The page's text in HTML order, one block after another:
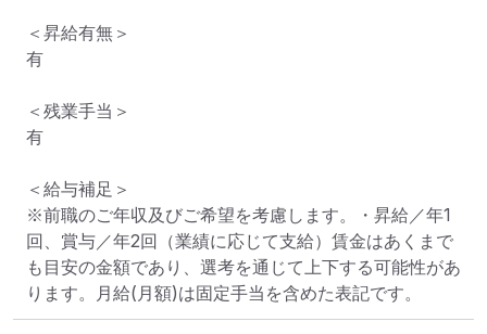
＜昇給有無＞
有
＜残業手当＞
有
＜給与補足＞
※前職のご年収及びご希望を考慮します。・昇給／年1
回、賞与／年2回（業績に応じて支給）賃金はあくまで
も目安の金額であり、選考を通じて上下する可能性があ
ります。月給(月額)は固定手当を含めた表記です。